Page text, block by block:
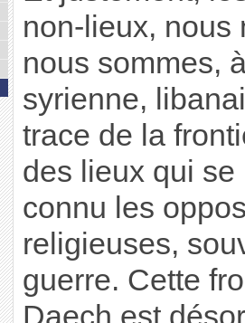
non-lieux, nous
nous sommes,
syrienne,
trace de la
des lieux qui
connu les
religieuses,
guerre. Cette
Daech est